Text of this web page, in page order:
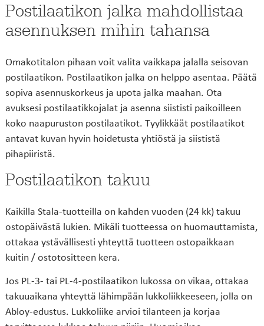
Postilaatikon jalka mahdollistaa
asennuksen mihin tahansa
Omakotitalon pihaan voit valita vaikkapa jalalla seisovan
postilaatikon. Postilaatikon jalka on helppo asentaa. Päätä
sopiva asennuskorkeus ja upota jalka maahan. Ota
avuksesi postilaatikkojalat ja asenna siististi paikoilleen
koko naapuruston postilaatikot. Tyylikkäät postilaatikot
antavat kuvan hyvin hoidetusta yhtiöstä ja siististä
pihapiiristä.
Postilaatikon takuu
Kaikilla Stala-tuotteilla on kahden vuoden (24 kk) takuu
ostopäivästä lukien. Mikäli tuotteessa on huomauttamista,
ottakaa ystävällisesti yhteyttä tuotteen ostopaikkaan
kuitin / ostotositteen kera.
Jos PL-3- tai PL-4-postilaatikon lukossa on vikaa, ottakaa
takuuaikana yhteyttä lähimpään lukkoliikkeeseen, jolla on
Abloy-edustus. Lukkoliike arvioi tilanteen ja korjaa